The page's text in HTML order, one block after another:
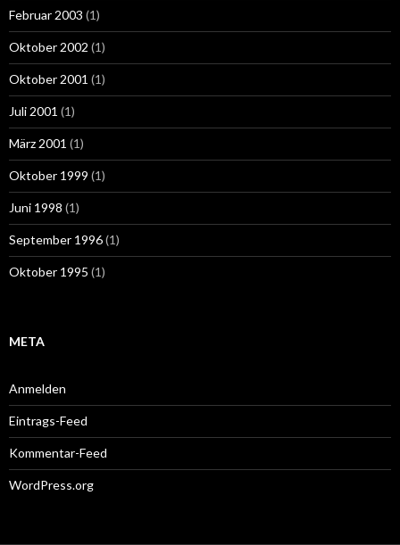
Februar 2003 (1)
Oktober 2002 (1)
Oktober 2001 (1)
Juli 2001 (1)
März 2001 (1)
Oktober 1999 (1)
Juni 1998 (1)
September 1996(1)
Oktober 1995 (1)
META
Anmelden
Eintrags-Feed
Kommentar-Feed
WordPress.org